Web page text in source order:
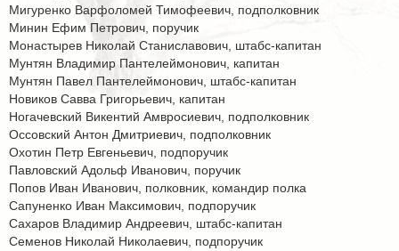
Мигуренко Варфоломей Тимофеевич, подполковник
Минин Ефим Петрович, поручик
Монастырев Николай Станиславович, штабс-капитан
Мунтян Владимир Пантелеймонович, капитан
Мунтян Павел Пантелеймонович, штабс-капитан
Новиков Савва Григорьевич, капитан
Ногачевский Викентий Амвросиевич, подполковник
Оссовский Антон Дмитриевич, подполковник
Охотин Петр Евгеньевич, подпоручик
Павловский Адольф Иванович, поручик
Попов Иван Иванович, полковник, командир полка
Сапуненко Иван Максимович, подпоручик
Сахаров Владимир Андреевич, штабс-капитан
Семенов Николай Николаевич, подпоручик